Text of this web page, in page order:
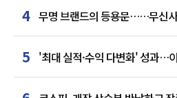
4 무명 브랜드의 등용문……무신
5 '최대 실적·수익 다변화' 성과…
말년 성장 박차